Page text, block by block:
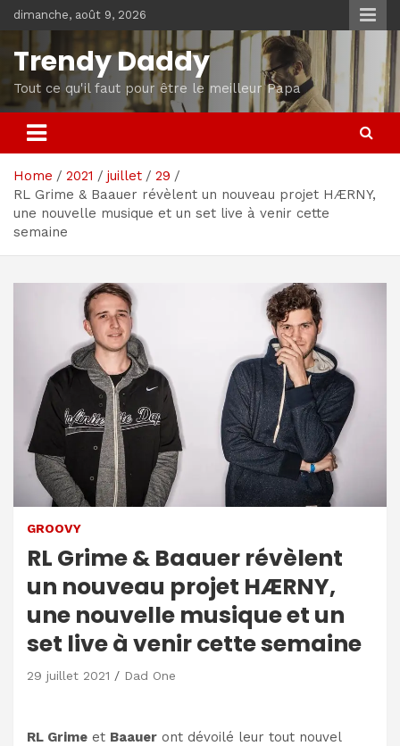
Skip
to
content
dimanche, août 9, 2026
Trendy Daddy
Tout ce qu'il faut pour être le meilleur Papa
Home 2021 juillet
29
RL Grime & Baauer révèlent un nouveau projet HÆRNY,
une nouvelle musique et un set live à venir cette
semaine
GROOVY
RL Grime & Baauer révèlent
un nouveau projet HÆRNY,
une nouvelle musique et un
set live à venir cette semaine
29 juillet 2021 Dad One
RL Grime et Baauer ont dévoilé leur tout nouvel